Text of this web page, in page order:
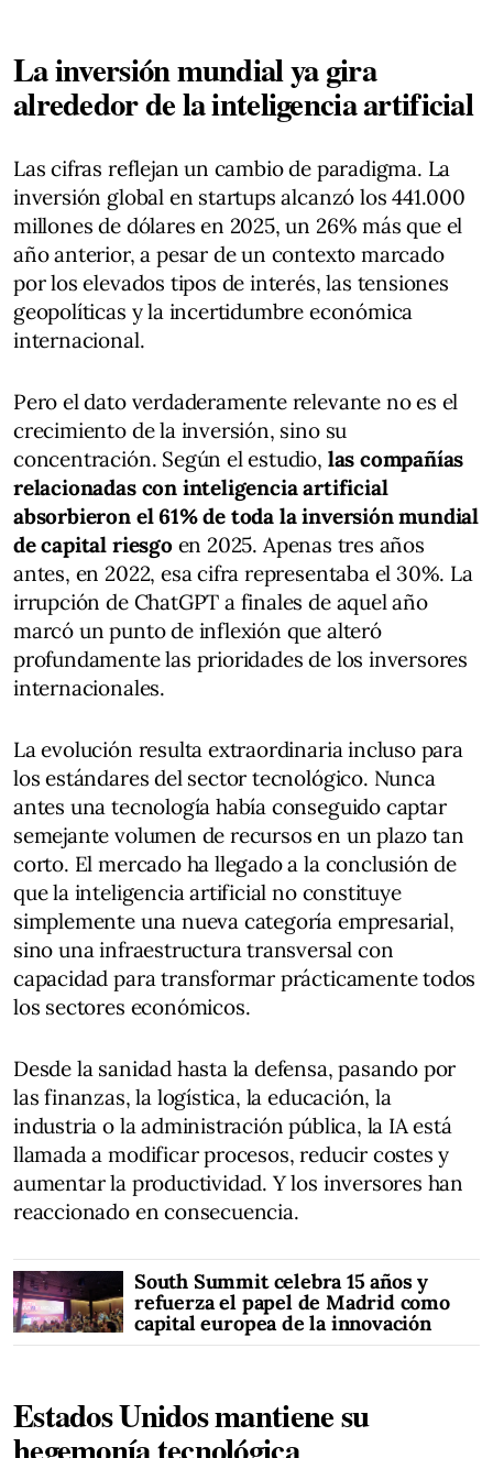
La inversión mundial ya gira
alrededor de la inteligencia artificial
Las cifras reflejan un cambio de paradigma. La
inversión global en startups alcanzó los 441.000
millones de dólares en 2025, un 26% más que el
año anterior, a pesar de un contexto marcado
por los elevados tipos de interés, las tensiones
geopolíticas y la incertidumbre económica
internacional.
Pero el dato verdaderamente relevante no es el
crecimiento de la inversión, sino su
concentración. Según el estudio, las compañías
relacionadas con inteligencia artificial
absorbieron el 61% de toda la inversión mundial
de capital riesgoen 2025. Apenas tres años
antes, en 2022, esa cifra representaba el 30%. La
irrupción de ChatGPT a finales de aquel año
marcó un punto de inflexión que alteró
profundamente las prioridades de los inversores
internacionales.
La evolución resulta extraordinaria incluso para
los estándares del sector tecnológico. Nunca
antes una tecnología había conseguido captar
semejante volumen de recursos en un plazo tan
corto. El mercado ha llegado a la conclusión de
que la inteligencia artificial no constituye
simplemente una nueva categoría empresarial,
sino una infraestructura transversal con
capacidad para transformar prácticamente todos
los sectores económicos.
Desde la sanidad hasta la defensa, pasando por
las finanzas, la logística, la educación, la
industria o la administración pública, la IA está
llamada a modificar procesos, reducir costes y
aumentar la productividad. Y los inversores han
reaccionado en consecuencia.
South Summit celebra 15 años y
refuerza el papel de Madrid como
capital europea de la innovación
Estados Unidos mantiene su
hegemonía tecnológica